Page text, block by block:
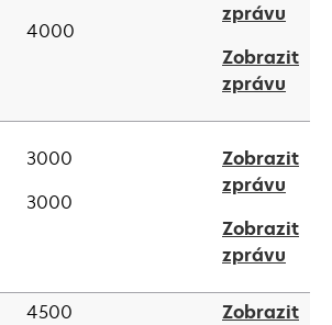
4000
zprávu
a
new
tab
Zobrazit
zprávu
new
tab
3000
3000
Zobrazit
zprávu
a
new
tab
Zobrazit
zprávu
a
4500
Zobrazit